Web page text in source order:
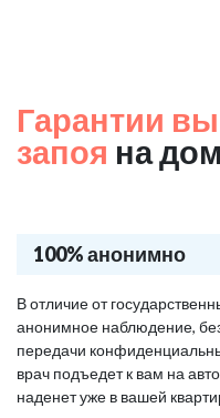
Гарантии
запоя на
100% анонимно
В отличие от
анонимное наблюдение,
передачи
врач подъедет к вам на
наденет уже в вашей